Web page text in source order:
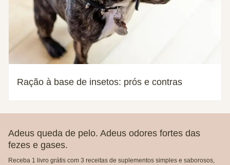
Ração à base de insetos: prós e contras
Adeus queda de pelo. Adeus odores fortes das
fezes e gases.
Receba 1 livro grátis com 3 receitas de suplementos simples e saborosos,